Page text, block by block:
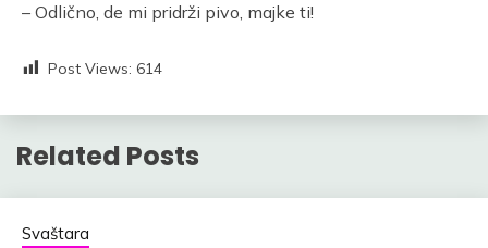
– Odlično, de mi pridrži pivo, majke ti!
Post Views: 614
Related Posts
Svaštara